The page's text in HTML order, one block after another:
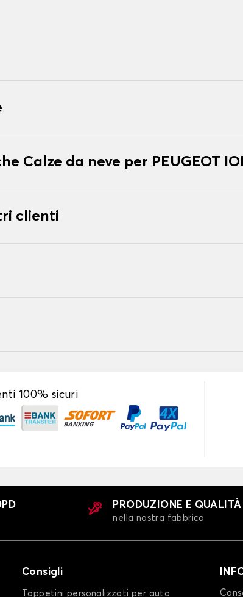
Calze da neve per PEUGEOT
clienti
100% sicuri
PRODUZIONE E QUALITÀ
nella nostra fabbrica
Consigli
Tappetini personalizzati per auto